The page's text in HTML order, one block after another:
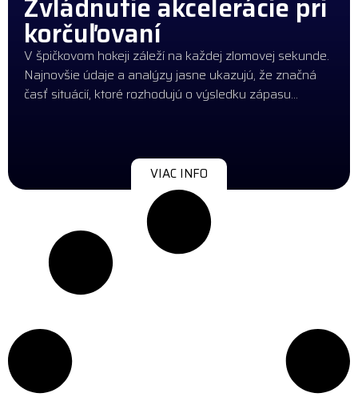
korčuľovaní
V špičkovom hokeji záleží na každej zlomovej sekunde.
Najnovšie údaje a analýzy jasne ukazujú, že značná
časť situácií, ktoré rozhodujú o výsledku zápasu…
VIAC INFO